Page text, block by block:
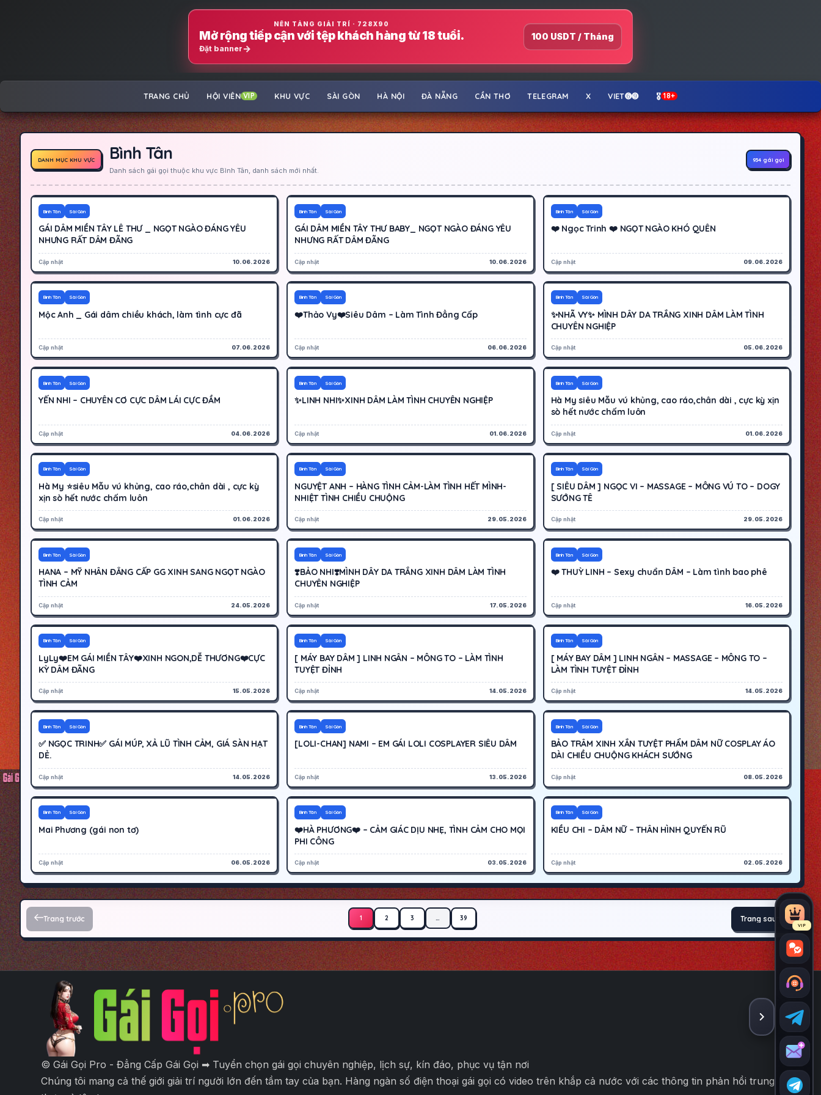
NỀN TẢNG GIẢI TRÍ · 728X90
Mở rộng tiếp cận với tệp khách hàng từ 18 tuổi.
Đặt banner
100 USDT / Tháng
TRANG CHỦ HỘI VIÊN VIP KHU VỰC SÀI GÒN HÀ NỘI ĐÀ NẴNG CẦN THƠ TELEGRAM X VIET➏➒ 🎖️ 18+
DANH MỤC KHU VỰC Bình Tân
Danh sách gái gọi thuộc khu vực Bình Tân, danh sách mới nhất.
934 gái gọi
Bình Tân Sài Gòn
GÁI DÂM MIỀN TÂY LÊ THƯ _ NGỌT NGÀO ĐÁNG YÊU
NHƯNG RẤT DÂM ĐÃNG
Cập nhật 10.06.2026
Bình Tân Sài Gòn
GÁI DÂM MIỀN TÂY THƯ BABY_ NGỌT NGÀO ĐÁNG YÊU
NHƯNG RẤT DÂM ĐÃNG
Cập nhật 10.06.2026
Bình Tân Sài Gòn
❤️ Ngọc Trinh ❤️ NGỌT NGÀO KHÓ QUÊN
Cập nhật 09.06.2026
Bình Tân Sài Gòn
Mộc Anh _ Gái dâm chiều khách, làm tình cực đã
Cập nhật 07.06.2026
Bình Tân Sài Gòn
❤️Thảo Vy❤️Siêu Dâm – Làm Tình Đẳng Cấp
Cập nhật 06.06.2026
Bình Tân Sài Gòn
✨NHÃ VY✨ MÌNH DÂY DA TRẮNG XINH DÂM LÀM TÌNH
CHUYÊN NGHIỆP
Cập nhật 05.06.2026
Bình Tân Sài Gòn
YẾN NHI – CHUYÊN CƠ CỰC DÂM LÁI CỰC ĐẦM
Cập nhật 04.06.2026
Bình Tân Sài Gòn
✨LINH NHI✨XINH DÂM LÀM TÌNH CHUYÊN NGHIỆP
Cập nhật 01.06.2026
Bình Tân Sài Gòn
Hà My siêu Mẫu vú khủng, cao ráo,chân dài , cực kỳ xịn
sò hết nước chấm luôn
Cập nhật 01.06.2026
Bình Tân Sài Gòn
Hà My ⭐️siêu Mẫu vú khủng, cao ráo,chân dài , cực kỳ
xịn sò hết nước chấm luôn
Cập nhật 01.06.2026
Bình Tân Sài Gòn
NGUYỆT ANH – HÀNG TÌNH CẢM-LÀM TÌNH HẾT MÌNH-
NHIỆT TÌNH CHIỀU CHUỘNG
Cập nhật 29.05.2026
Bình Tân Sài Gòn
[ SIÊU DÂM ] NGỌC VI – MASSAGE – MÔNG VÚ TO – DOGY
SƯỚNG TÊ
Cập nhật 29.05.2026
Bình Tân Sài Gòn
HANA – MỸ NHÂN ĐẲNG CẤP GG XINH SANG NGỌT NGÀO
TÌNH CẢM
Cập nhật 24.05.2026
Bình Tân Sài Gòn
❣️BẢO NHI❣️MÌNH DÂY DA TRẮNG XINH DÂM LÀM TÌNH
CHUYÊN NGHIỆP
Cập nhật 17.05.2026
Bình Tân Sài Gòn
❤️ THUỲ LINH – Sexy chuẩn DÂM – Làm tình bao phê
Cập nhật 16.05.2026
Bình Tân Sài Gòn
LyLy❤️EM GÁI MIỀN TÂY❤️XINH NGON,DỄ THƯƠNG❤️CỰC
KỲ DÂM ĐÃNG
Cập nhật 15.05.2026
Bình Tân Sài Gòn
[ MÁY BAY DÂM ] LINH NGÂN – MÔNG TO – LÀM TÌNH
TUYỆT ĐỈNH
Cập nhật 14.05.2026
Bình Tân Sài Gòn
[ MÁY BAY DÂM ] LINH NGÂN – MASSAGE – MÔNG TO –
LÀM TÌNH TUYỆT ĐỈNH
Cập nhật 14.05.2026
Bình Tân Sài Gòn
✅ NGỌC TRINH✅ GÁI MÚP, XẢ LŨ TÌNH CẢM, GIÁ SÀN HẠT
DẺ.
Cập nhật 14.05.2026
Bình Tân Sài Gòn
[LOLI-CHAN] NAMI – EM GÁI LOLI COSPLAYER SIÊU DÂM
Cập nhật 13.05.2026
Bình Tân Sài Gòn
BẢO TRÂM XINH XẮN TUYỆT PHẨM DÂM NỮ COSPLAY ÁO
DÀI CHIỀU CHUỘNG KHÁCH SƯỚNG
Cập nhật 08.05.2026
Bình Tân Sài Gòn
Mai Phương (gái non tơ)
Cập nhật 06.05.2026
Bình Tân Sài Gòn
❤️HÀ PHƯƠNG❤️ – CẢM GIÁC DỊU NHẸ, TÌNH CẢM CHO MỌI
PHI CÔNG
Cập nhật 03.05.2026
Bình Tân Sài Gòn
KIỀU CHI – DÂM NỮ – THÂN HÌNH QUYẾN RŨ
Cập nhật 02.05.2026
Phân trang bài viết
Trang trước 1 2 3 … 39 Trang sau
© Gái Gọi Pro - Đẳng Cấp Gái Gọi ➡ Tuyển chọn gái gọi chuyên nghiệp, lịch sự, kín đáo, phục vụ tận nơi
Chúng tôi mang cả thế giới giải trí người lớn đến tầm tay của bạn. Hàng ngàn số điện thoại gái gọi có video trên khắp cả nước với các thông tin phản hồi trung
ẨN
VIP